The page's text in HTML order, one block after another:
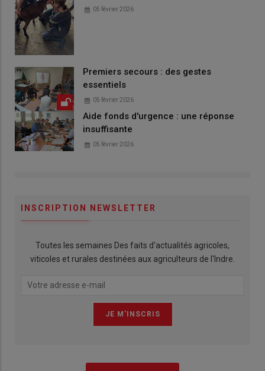
05 février 2026
Premiers secours : des gestes
essentiels
05 février 2026
Aide fonds d'urgence : une réponse
insuffisante
05 février 2026
INSCRIPTION NEWSLETTER
Toutes les semaines Des faits d'actualités agricoles,
viticoles et rurales destinées aux agriculteurs de l'Indre.